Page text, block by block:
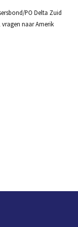
PO Delta Zuid
vragen naar Amerik